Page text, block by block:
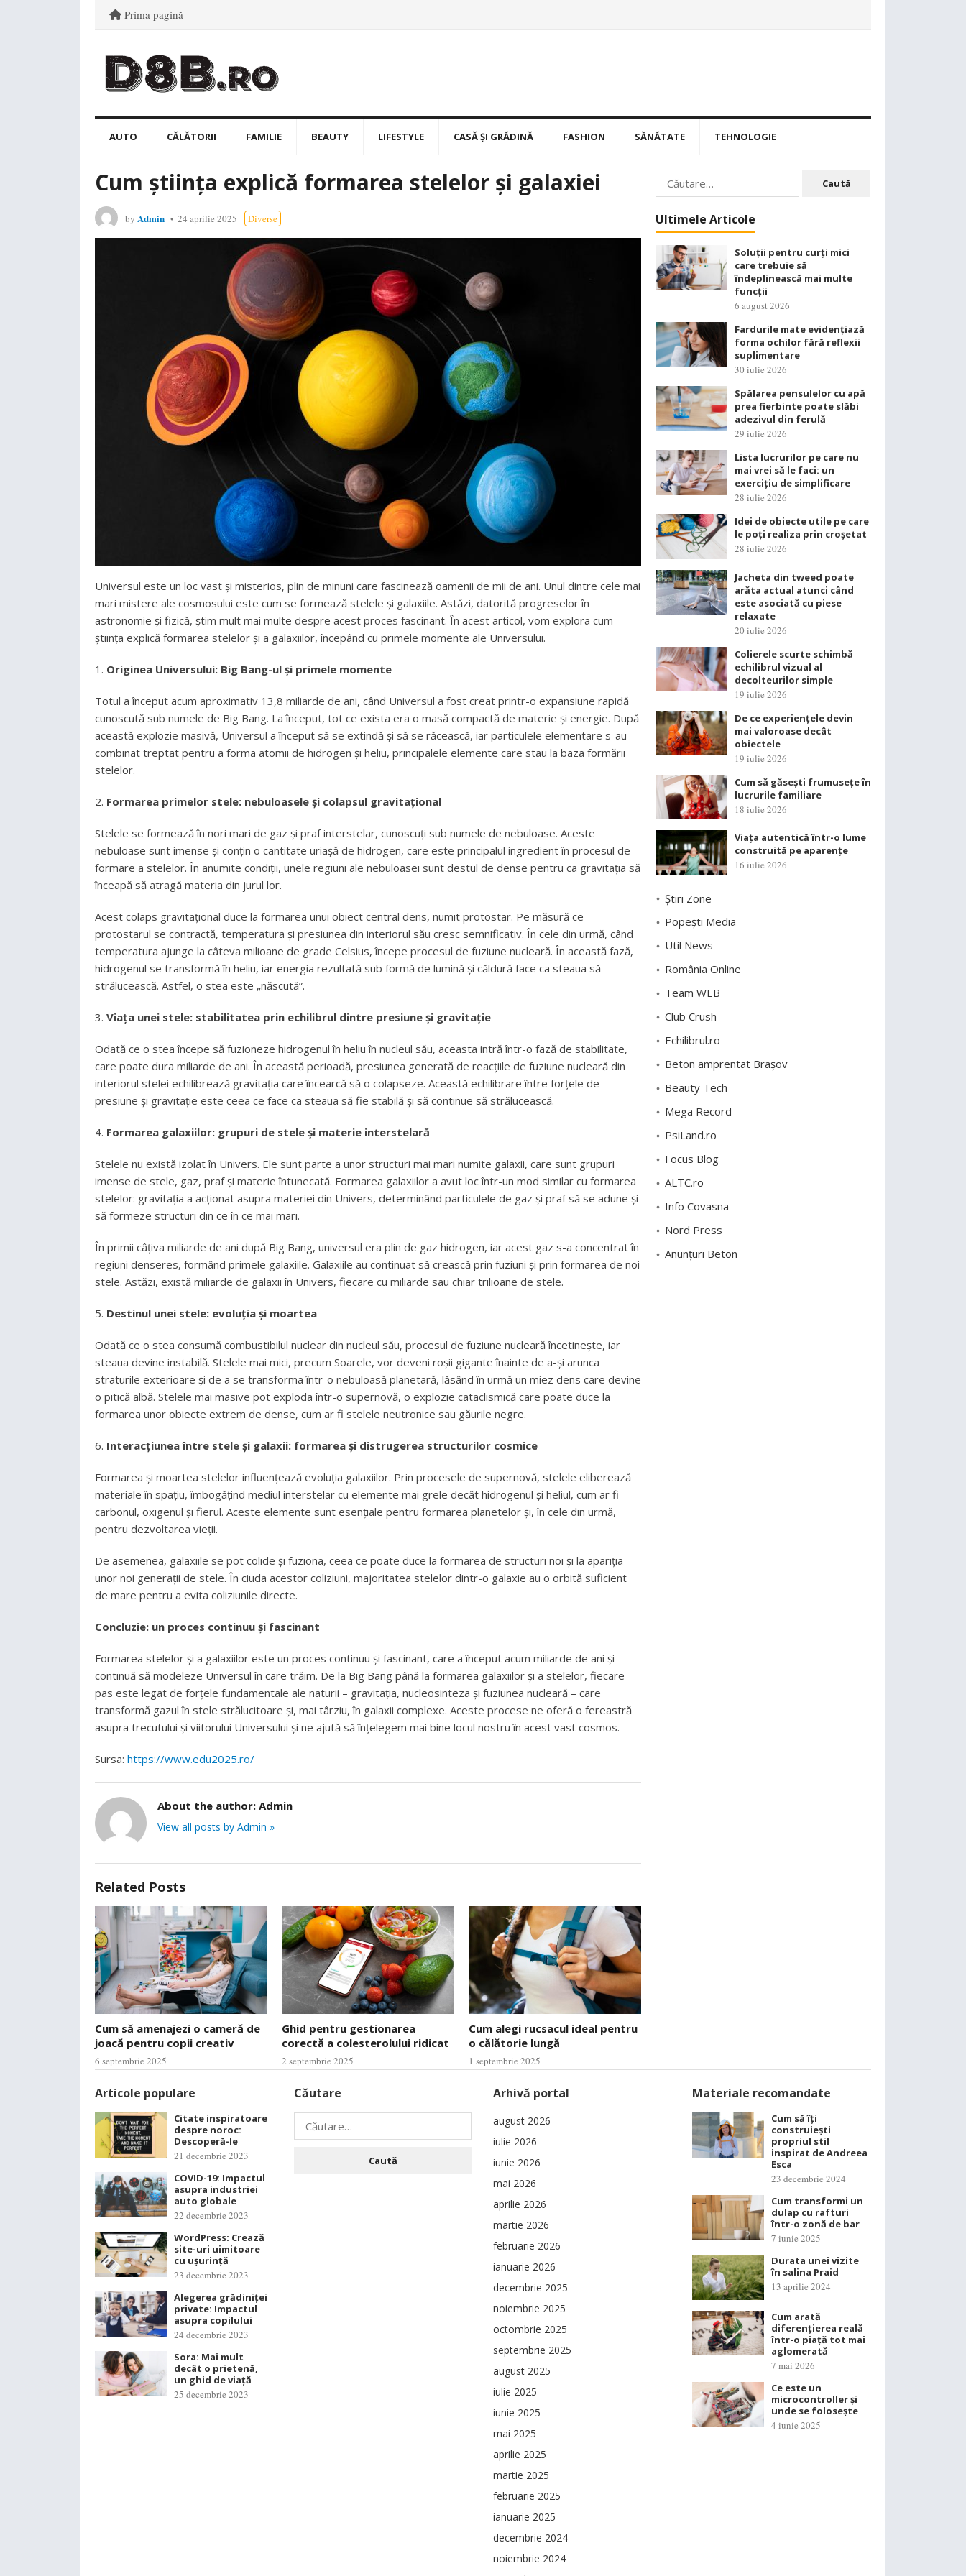
Prima pagină
AUTO CĂLĂTORII FAMILIE BEAUTY LIFESTYLE CASĂ ȘI GRĂDINĂ FASHION SĂNĂTATE TEHNOLOGIE
Cum știința explică formarea stelelor și galaxiei
by Admin 24 aprilie 2025 Diverse
Universul este un loc vast și misterios, plin de minuni care fascinează oamenii de mii de ani. Unul dintre cele mai
mari mistere ale cosmosului este cum se formează stelele și galaxiile. Astăzi, datorită progreselor în
astronomie și fizică, știm mult mai multe despre acest proces fascinant. În acest articol, vom explora cum
știința explică formarea stelelor și a galaxiilor, începând cu primele momente ale Universului.
Originea Universului: Big Bang-ul și primele momente
Totul a început acum aproximativ 13,8 miliarde de ani, când Universul a fost creat printr-o expansiune rapidă
cunoscută sub numele de Big Bang. La început, tot ce exista era o masă compactă de materie și energie. După
această explozie masivă, Universul a început să se extindă și să se răcească, iar particulele elementare s-au
combinat treptat pentru a forma atomii de hidrogen și heliu, principalele elemente care stau la baza formării
stelelor.
Formarea primelor stele: nebuloasele și colapsul gravitațional
Stelele se formează în nori mari de gaz și praf interstelar, cunoscuți sub numele de nebuloase. Aceste
nebuloase sunt imense și conțin o cantitate uriașă de hidrogen, care este principalul ingredient în procesul de
formare a stelelor. În anumite condiții, unele regiuni ale nebuloasei sunt destul de dense pentru ca gravitația să
înceapă să atragă materia din jurul lor.
Acest colaps gravitațional duce la formarea unui obiect central dens, numit protostar. Pe măsură ce
protostarul se contractă, temperatura și presiunea din interiorul său cresc semnificativ. În cele din urmă, când
temperatura ajunge la câteva milioane de grade Celsius, începe procesul de fuziune nucleară. În această fază,
hidrogenul se transformă în heliu, iar energia rezultată sub formă de lumină și căldură face ca steaua să
strălucească. Astfel, o stea este „născută”.
Viața unei stele: stabilitatea prin echilibrul dintre presiune și gravitație
Odată ce o stea începe să fuzioneze hidrogenul în heliu în nucleul său, aceasta intră într-o fază de stabilitate,
care poate dura miliarde de ani. În această perioadă, presiunea generată de reacțiile de fuziune nucleară din
interiorul stelei echilibrează gravitația care încearcă să o colapseze. Această echilibrare între forțele de
presiune și gravitație este ceea ce face ca steaua să fie stabilă și să continue să strălucească.
Formarea galaxiilor: grupuri de stele și materie interstelară
Stelele nu există izolat în Univers. Ele sunt parte a unor structuri mai mari numite galaxii, care sunt grupuri
imense de stele, gaz, praf și materie întunecată. Formarea galaxiilor a avut loc într-un mod similar cu formarea
stelelor: gravitația a acționat asupra materiei din Univers, determinând particulele de gaz și praf să se adune și
să formeze structuri din ce în ce mai mari.
În primii câțiva miliarde de ani după Big Bang, universul era plin de gaz hidrogen, iar acest gaz s-a concentrat în
regiuni denseres, formând primele galaxiile. Galaxiile au continuat să crească prin fuziuni și prin formarea de noi
stele. Astăzi, există miliarde de galaxii în Univers, fiecare cu miliarde sau chiar trilioane de stele.
Destinul unei stele: evoluția și moartea
Odată ce o stea consumă combustibilul nuclear din nucleul său, procesul de fuziune nucleară încetinește, iar
steaua devine instabilă. Stelele mai mici, precum Soarele, vor deveni roșii gigante înainte de a-și arunca
straturile exterioare și de a se transforma într-o nebuloasă planetară, lăsând în urmă un miez dens care devine
o pitică albă. Stelele mai masive pot exploda într-o supernovă, o explozie cataclismică care poate duce la
formarea unor obiecte extrem de dense, cum ar fi stelele neutronice sau găurile negre.
Interacțiunea între stele și galaxii: formarea și distrugerea structurilor cosmice
Formarea și moartea stelelor influențează evoluția galaxiilor. Prin procesele de supernovă, stelele eliberează
materiale în spațiu, îmbogățind mediul interstelar cu elemente mai grele decât hidrogenul și heliul, cum ar fi
carbonul, oxigenul și fierul. Aceste elemente sunt esențiale pentru formarea planetelor și, în cele din urmă,
pentru dezvoltarea vieții.
De asemenea, galaxiile se pot colide și fuziona, ceea ce poate duce la formarea de structuri noi și la apariția
unor noi generații de stele. În ciuda acestor coliziuni, majoritatea stelelor dintr-o galaxie au o orbită suficient
de mare pentru a evita coliziunile directe.
Concluzie: un proces continuu și fascinant
Formarea stelelor și a galaxiilor este un proces continuu și fascinant, care a început acum miliarde de ani și
continuă să modeleze Universul în care trăim. De la Big Bang până la formarea galaxiilor și a stelelor, fiecare
pas este legat de forțele fundamentale ale naturii – gravitația, nucleosinteza și fuziunea nucleară – care
transformă gazul în stele strălucitoare și, mai târziu, în galaxii complexe. Aceste procese ne oferă o fereastră
asupra trecutului și viitorului Universului și ne ajută să înțelegem mai bine locul nostru în acest vast cosmos.
Sursa: https://www.edu2025.ro/
About the author: Admin
View all posts by Admin »
Related Posts
Cum să amenajezi o cameră de
joacă pentru copii creativ
6 septembrie 2025
Ghid pentru gestionarea
corectă a colesterolului ridicat
2 septembrie 2025
Cum alegi rucsacul ideal pentru
o călătorie lungă
1 septembrie 2025
Caută
după:
Ultimele Articole
Soluții pentru curți mici
care trebuie să
îndeplinească mai multe
funcții
6 august 2026
Fardurile mate evidențiază
forma ochilor fără reflexii
suplimentare
30 iulie 2026
Spălarea pensulelor cu apă
prea fierbinte poate slăbi
adezivul din ferulă
29 iulie 2026
Lista lucrurilor pe care nu
mai vrei să le faci: un
exercițiu de simplificare
28 iulie 2026
Idei de obiecte utile pe care
le poți realiza prin croșetat
28 iulie 2026
Jacheta din tweed poate
arăta actual atunci când
este asociată cu piese
relaxate
20 iulie 2026
Colierele scurte schimbă
echilibrul vizual al
decolteurilor simple
19 iulie 2026
De ce experiențele devin
mai valoroase decât
obiectele
19 iulie 2026
Cum să găsești frumusețe în
lucrurile familiare
18 iulie 2026
Viața autentică într-o lume
construită pe aparențe
16 iulie 2026
Știri Zone
Popești Media
Util News
România Online
Team WEB
Club Crush
Echilibrul.ro
Beton amprentat Brașov
Beauty Tech
Mega Record
PsiLand.ro
Focus Blog
ALTC.ro
Info Covasna
Nord Press
Anunțuri Beton
Articole populare
Citate inspiratoare
despre noroc:
Descoperă-le
21 decembrie 2023
COVID-19: Impactul
asupra industriei
auto globale
22 decembrie 2023
WordPress: Crează
site-uri uimitoare
cu ușurință
23 decembrie 2023
Alegerea grădiniței
private: Impactul
asupra copilului
24 decembrie 2023
Sora: Mai mult
decât o prietenă,
un ghid de viață
25 decembrie 2023
Căutare
Caută
după:
Arhivă portal
august 2026
iulie 2026
iunie 2026
mai 2026
aprilie 2026
martie 2026
februarie 2026
ianuarie 2026
decembrie 2025
noiembrie 2025
octombrie 2025
septembrie 2025
august 2025
iulie 2025
iunie 2025
mai 2025
aprilie 2025
martie 2025
februarie 2025
ianuarie 2025
decembrie 2024
noiembrie 2024
Materiale recomandate
Cum să îți
construiești
propriul stil
inspirat de Andreea
Esca
23 decembrie 2024
Cum transformi un
dulap cu rafturi
într-o zonă de bar
7 iunie 2025
Durata unei vizite
în salina Praid
13 aprilie 2024
Cum arată
diferențierea reală
într-o piață tot mai
aglomerată
7 mai 2026
Ce este un
microcontroller și
unde se folosește
4 iunie 2025